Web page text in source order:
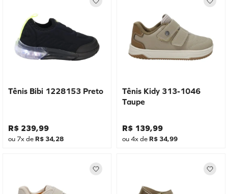
Tênis Bibi 1228153 Preto
R$ 239,99
ou 7x de R$ 34,28
Tênis Kidy 313-1046
Taupe
R$ 139,99
ou4x de R$ 34,99